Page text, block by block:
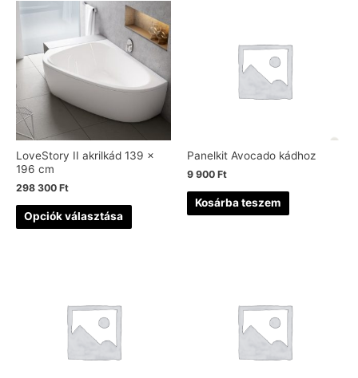
LoveStory II akrilkád 139 x
196 cm
298 300 Ft
Opciók választása
Panelkit Avocado kádhoz
9 900 Ft
Kosárba teszem